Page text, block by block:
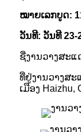
ໝາຍເລກບູດ:
ວັນທີ: ວັນທີ 23-
ຊື່ງານວາງສະແ
ທີ່ຢູ່ງານວາງສະ
ເມືອງ Haizhu,